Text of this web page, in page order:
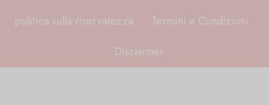
politica sulla riservatezza
Termini e Condizioni
Disclaimer